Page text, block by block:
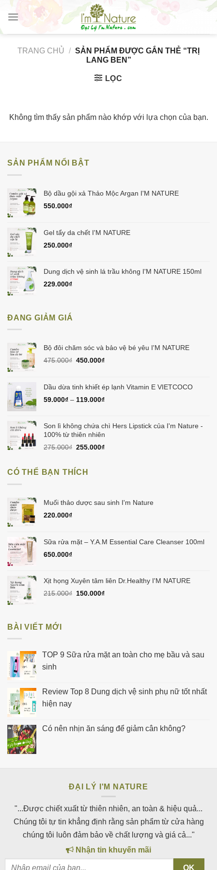
Skip
content
TRANG CHỦ / SẢN PHẨM ĐƯỢC GẮN THẺ “TRỊ
LANG BEN”
LỌC
Không tìm thấy sản phẩm nào khớp với lựa chọn của bạn.
SẢN PHẨM NỔI BẬT
Bộ dầu gội xả Thảo Mộc Argan I'M NATURE
550.000₫
Gel tẩy da chết I'M NATURE
250.000₫
Dung dịch vệ sinh lá trầu không I'M NATURE 150ml
229.000₫
ĐANG GIẢM GIÁ
Bộ đôi chăm sóc và bảo vệ bé yêu I'M NATURE
475.000₫ Giá
475.000₫.
450.000₫Giá
là:
Dầu dừa tinh khiết ép lạnh Vitamin E VIETCOCO
59.000₫ – 119.000₫
Son lì không chứa chì Hers Lipstick của I'm Nature -
100% từ thiên nhiên
275.000₫ Giá
275.000₫.
255.000₫Giá
CÓ THỂ BẠN THÍCH
Muối thảo dược sau sinh I'm Nature
220.000₫
Sữa rửa mặt – Y.A.M Essential Care Cleanser 100ml
650.000₫
Xịt họng Xuyên tâm liên Dr.Healthy I'M NATURE
215.000₫ Giá
150.000₫Giá
BÀI VIẾT MỚI
TOP 9 Sữa rửa mặt an toàn cho mẹ bầu và sau
sinh
Review Top 8 Dung dịch vệ sinh phụ nữ tốt nhất
hiện nay
Có nên nhịn ăn sáng để giảm cân không?
ĐẠI LÝ I'M NATURE
"...Được chiết xuất từ thiên nhiên, an toàn & hiệu quả...
Chúng tôi tự tin khẳng định rằng sản phẩm từ cửa hàng
chúng tôi luôn đảm bảo về chất lượng và giá cả..."
Nhận tin khuyến mãi